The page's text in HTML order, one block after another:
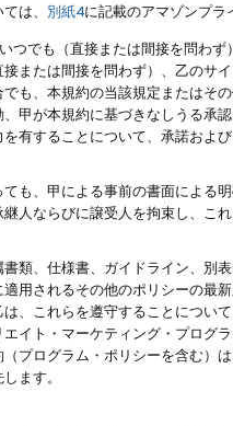
は、 別紙4に記載のアマゾンプ
つでも（直接または間接を問わ
または間接を問わず）、乙のサ
も、本規約の当該規定またはそ
甲が本規約に基づきなしうる承
有することについて、承諾およ
も、甲による事前の書面による
人ならびに譲受人を拘束し、こ
類、仕様書、ガイドライン、別
用されるその他のポリシーの最
は、これらを遵守することにつ
イト・マーケティング・プログ
プログラム・ポリシーを含む）
ます。